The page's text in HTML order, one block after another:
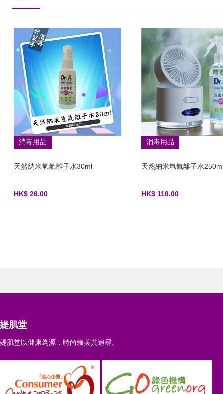
消毒用品
天然納米氫氣離子水30ml
HK$ 26.00
消毒用品
天然納米氫氣離子水250ml
HK$ 116.00
媞肌堂
媞肌堂以健康為源，時尚臻美共追尋。